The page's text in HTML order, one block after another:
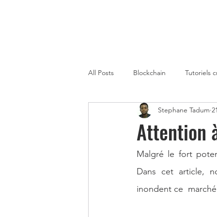
All Posts Blockchain Tutoriels
Strategies de Trading sur Crypto
Gagner de l'Argent avec la Metavers
Cryptomonnaies Afrique
Attention
Stephane Tadum
Malgré le fort
Dans cet article,
inondent ce